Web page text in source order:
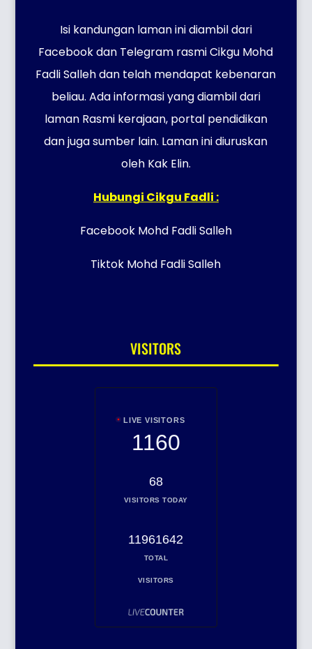
Isi kandungan laman ini diambil dari
Facebook dan Telegram rasmi Cikgu Mohd
Fadli Salleh dan telah mendapat kebenaran
beliau. Ada informasi yang diambil dari
laman Rasmi kerajaan, portal pendidikan
dan juga sumber lain. Laman ini diuruskan
oleh Kak Elin.
Hubungi Cikgu Fadli :
Facebook Mohd Fadli Salleh
Tiktok Mohd Fadli Salleh
VISITORS
LIVE VISITORS
1160
68
VISITORS TODAY
11961642
TOTAL
VISITORS